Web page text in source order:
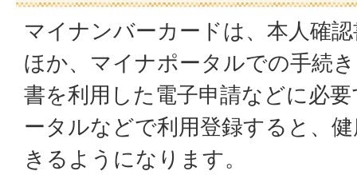
マイナンバーカードは、本人確
ほか、マイナポータルでの手続
書を利用した電子申請などに必
ータルなどで利用登録すると、
きるようになります。